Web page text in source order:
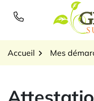
Accueil Mes